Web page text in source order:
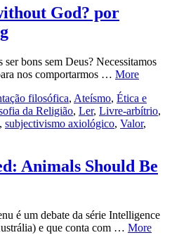
God? por
bons sem Deus? Necessitamos
nos comportarmos … More
filosófica, Ateísmo, Ética e
da Religião, Ler, Livre-arbítrio,
, subjectivismo axiológico, Valor,
Animals Should Be
é um debate da série Intelligence
e que conta com … More